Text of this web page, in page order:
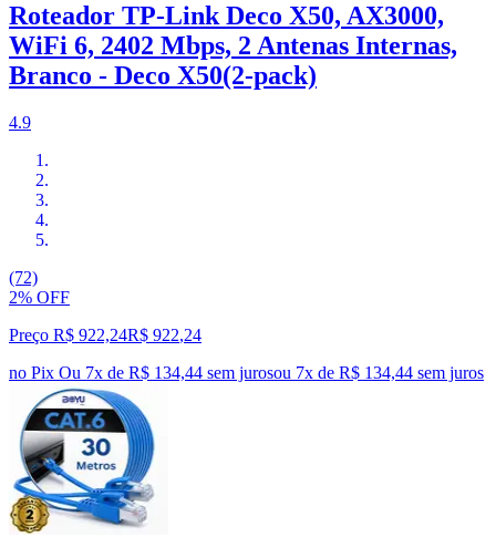
Roteador TP-Link Deco X50, AX3000,
WiFi 6, 2402 Mbps, 2 Antenas Internas,
Branco - Deco X50(2-pack)
4.9
(72)
2% OFF
Preço R$ 922,24R$ 922,24
no Pix Ou 7x de R$ 134,44 sem jurosou 7x de R$ 134,44 sem juros